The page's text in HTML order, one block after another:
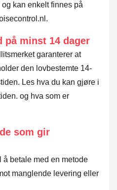
kan enkelt finnes på
på minst 14 dager
garanterer at
den lovbestemte 14-
Les hva du kan gjøre i
og hva som er
som gir
å betale med en metode
manglende levering eller